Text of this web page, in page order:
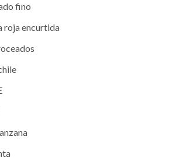
fino
roja encurtida